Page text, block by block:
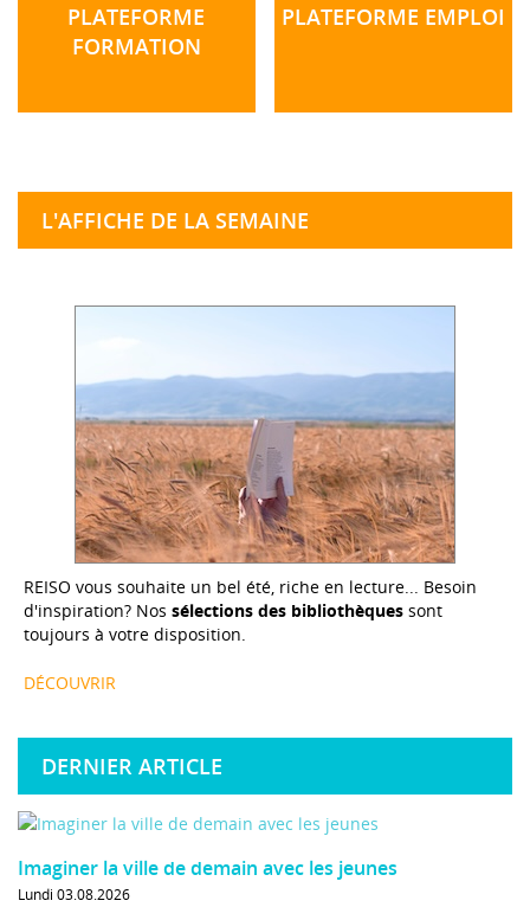
PLATEFORME
FORMATION
PLATEFORME EMPLOI
L'AFFICHE DE LA SEMAINE
REISO vous souhaite un bel été, riche en lecture... Besoin
d'inspiration? Nos sélections des bibliothèques sont
toujours à votre disposition.
DÉCOUVRIR
DERNIER ARTICLE
Imaginer la ville de demain avec les jeunes
Lundi 03.08.2026